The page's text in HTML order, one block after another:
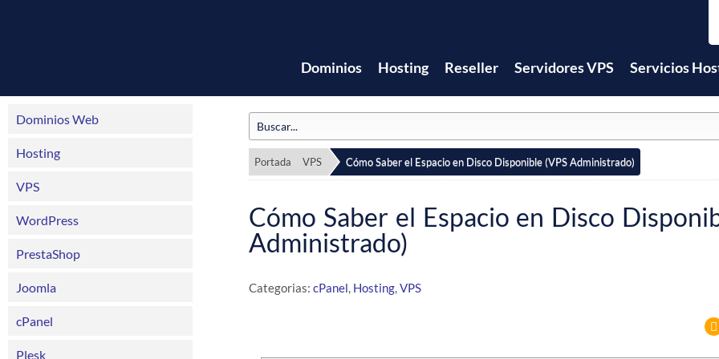
Dominios Hosting Reseller Servidores VPS Servicios
Dominios Web
Hosting
VPS
WordPress
PrestaShop
Joomla
cPanel
Plesk
Portada VPS Cómo Saber el Espacio en Disco Disponible (VPS Administrado)
Cómo Saber el Espacio en Disco
Administrado)
Categorias: cPanel, Hosting,VPS